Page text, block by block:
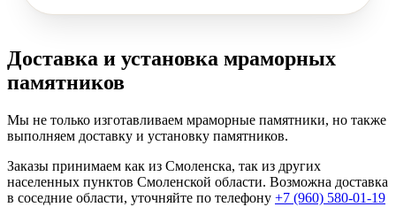
Доставка и установка мраморных
памятников
Мы не только изготавливаем мраморные памятники, но также
выполняем доставку и установку памятников.
Заказы принимаем как из Смоленска, так из других
населенных пунктов Смоленской области. Возможна доставка
в соседние области, уточняйте по телефону +7 (960) 580-01-19